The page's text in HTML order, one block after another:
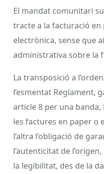
El mandat comunitari
tracte a la facturació
electrònica, sense que
administrativa sobre la
La transposició a
l’esmentat Reglament,
article 8 per una banda,
les factures en paper o
l’altra l’obligació de
l’autenticitat de
la legibilitat, des de la